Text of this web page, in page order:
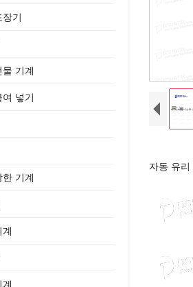
자동 유
기
기계
넣기
기계